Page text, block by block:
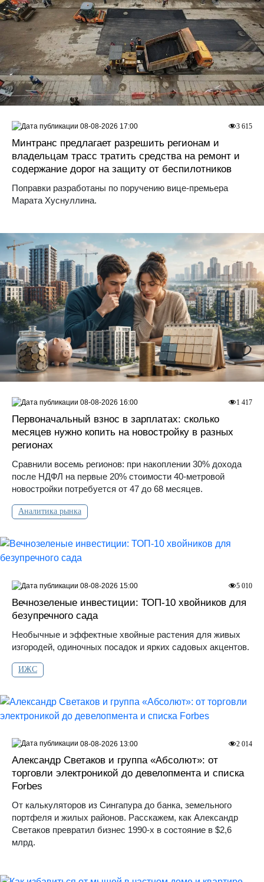
Минтранс предлагает разрешить регионам и
владельцам трасс тратить средства на ремонт и
содержание дорог на защиту от беспилотников
Поправки разработаны по поручению вице-премьера
Марата Хуснуллина.
3 615
08-08-2026 17:00
Первоначальный взнос в зарплатах: сколько
месяцев нужно копить на новостройку в разных
регионах
Сравнили восемь регионов: при накоплении 30% дохода
после НДФЛ на первые 20% стоимости 40-метровой
новостройки потребуется от 47 до 68 месяцев.
Аналитика рынка
1 417
08-08-2026 16:00
Вечнозеленые инвестиции: ТОП-10 хвойников для
безупречного сада
Необычные и эффектные хвойные растения для живых
изгородей, одиночных посадок и ярких садовых акцентов.
ИЖС
5 010
08-08-2026 15:00
Александр Светаков и группа «Абсолют»: от
торговли электроникой до девелопмента и списка
Forbes
От калькуляторов из Сингапура до банка, земельного
портфеля и жилых районов. Расскажем, как Александр
Светаков превратил бизнес 1990-х в состояние в $2,6
млрд.
2 014
08-08-2026 13:00